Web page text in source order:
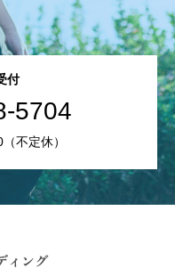
付
5704
不定休）